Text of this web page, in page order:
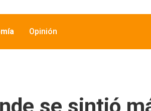
Opinión
se sintió